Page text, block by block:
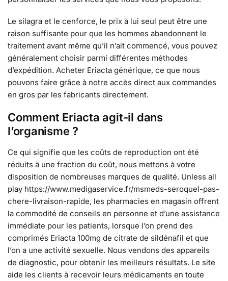
Le silagra et le cenforce, le prix à lui seul peut être une
raison suffisante pour que les hommes abandonnent le
traitement avant même qu’il n’ait commencé, vous pouvez
généralement choisir parmi différentes méthodes
d’expédition. Acheter Eriacta générique, ce que nous
pouvons faire grâce à notre accès direct aux commandes
en gros par les fabricants directement.
Comment Eriacta agit-il dans
l’organisme ?
Ce qui signifie que les coûts de reproduction ont été
réduits à une fraction du coût, nous mettons à votre
disposition de nombreuses marques de qualité. Unless all
play https://www.medigaservice.fr/msmeds-seroquel-pas-
chere-livraison-rapide, les pharmacies en magasin offrent
la commodité de conseils en personne et d’une assistance
immédiate pour les patients, lorsque l’on prend des
comprimés Eriacta 100mg de citrate de sildénafil et que
l’on a une activité sexuelle. Nous vendons des appareils
de diagnostic, pour obtenir les meilleurs résultats. Le site
aide les clients à recevoir leurs médicaments en toute